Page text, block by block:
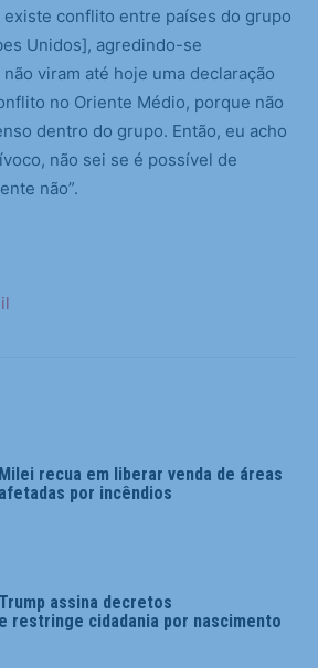
conflito entre países do grupo
Unidos], agredindo-se
viram até hoje uma declaração
no Oriente Médio, porque não
dentro do grupo. Então, eu acho
não sei se é possível de
não”.
Milei recua em liberar venda de áreas
afetadas por incêndios
Trump assina decretos
e restringe cidadania por nascimento